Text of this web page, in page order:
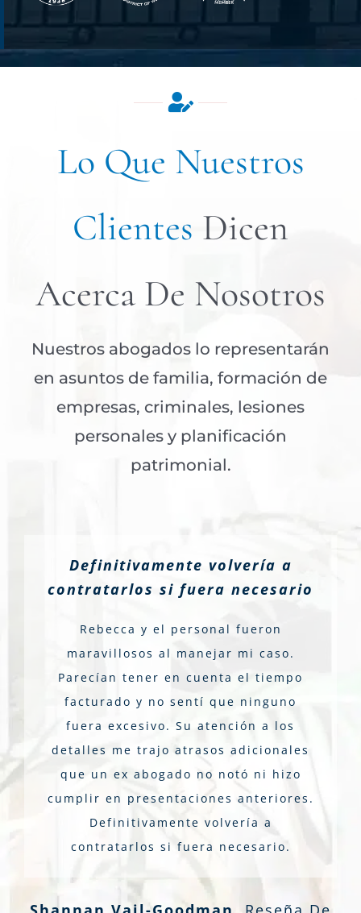
Lo Que Nuestros
Clientes Dicen
Acerca De Nosotros
Nuestros abogados lo representarán
en asuntos de familia, formación de
empresas, criminales, lesiones
personales y planificación
patrimonial.
Definitivamente volvería a
contratarlos si fuera necesario
Rebecca y el personal fueron
maravillosos al manejar mi caso.
Parecían tener en cuenta el tiempo
facturado y no sentí que ninguno
fuera excesivo. Su atención a los
detalles me trajo atrasos adicionales
que un ex abogado no notó ni hizo
cumplir en presentaciones anteriores.
Definitivamente volvería a
contratarlos si fuera necesario.